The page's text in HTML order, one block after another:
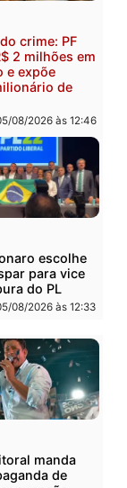
candidatos ao
e apresenta
que pode
rumos de
05/08/2026 às
do crime: PF
R$ 2 milhões
e expõe
milionário de